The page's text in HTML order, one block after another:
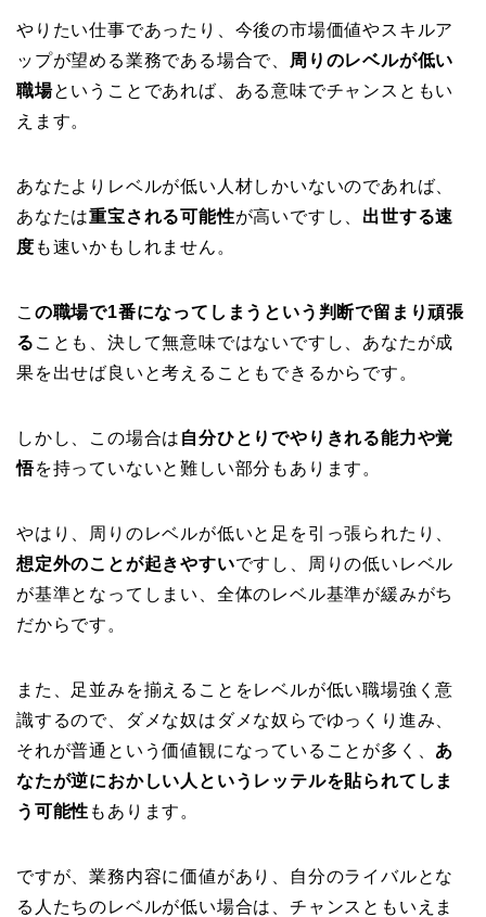
やりたい仕事であったり、今後の市場価値やスキルア
ップが望める業務である場合で、
周りのレベルが低い
職場ということであれば、ある意味でチャンスともい
えます。
あなたよりレベルが低い人材しかいないのであれば、
あなたは重宝される可能性が高いですし、 出世する速
度 も速いかもしれません。
こ の職場で1番になってしまうという判断で留まり頑張
る ことも、決して無意味ではないですし、あなたが成
果を出せば良いと考えることもできるからです。
しかし、この場合は 自分ひとりでやりきれる能力や覚
悟を持っていないと難しい部分もあります。
やはり、周りのレベルが低いと足を引っ張られたり、
想定外のことが起きやすいですし、周りの低いレベル
が基準となってしまい、全体のレベル基準が緩みがち
だからです。
また、足並みを揃えることをレベルが低い職場強く意
識するので、ダメな奴はダメな奴らでゆっくり進み、
それが普通という価値観になっていることが多く、 あ
なたが逆におかしい人というレッテルを貼られてしま
う可能性 もあります。
ですが、業務内容に価値があり、自分のライバルとな
る人たちのレベルが低い場合は、チャンスともいえま